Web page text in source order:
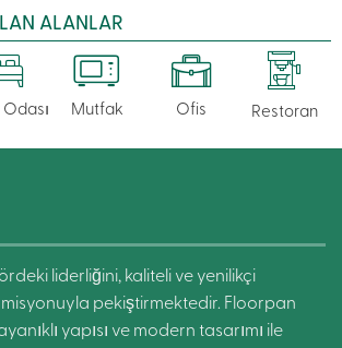
ALANLAR
Odası Mutfak Ofis Restoran
liderliğini, kaliteli ve yenilikçi
pekiştirmektedir. Floorpan
yapısı ve modern tasarımı ile